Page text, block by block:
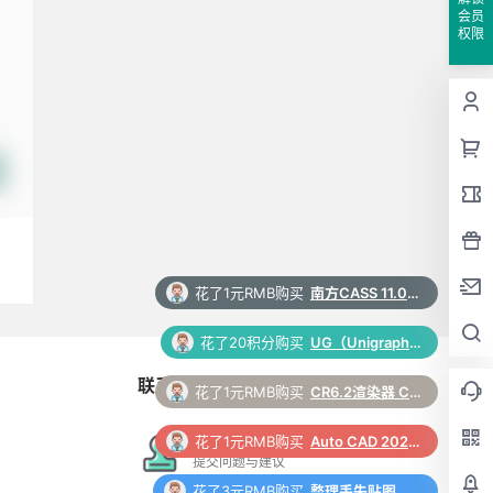
会员
权限
联系与合作
在线工单
提交问题与建议
花了1元RMB购买 南方CASS 11.0 软件安装包下载和安装教程
花了20积分购买 UG（Unigraphics NX）12.0 安装包下载及安装教程
花了1元RMB购买 CR6.2渲染器 Corona 6.2 for 3ds Max（2014-2022）中/英文版下载和安装教程
花了1元RMB购买 Auto CAD 2024 中文64位破解版+安装教程+Win8/10/11版下载